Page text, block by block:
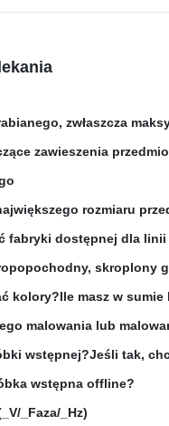
zwłaszcza
zawieszenia
rozmiaru
fabryki dostępnej dla
skroplony
kolory?Ile masz w sumie
malowania lub
wstępnej?Jeśli tak,
wstępna offline?
_Faza/_Hz)